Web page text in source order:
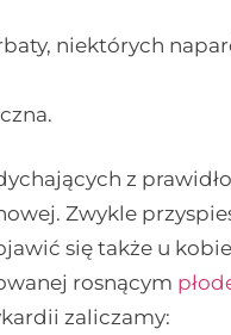
niektórych
z
Zwykle
się także u
rosnącym
zaliczamy: